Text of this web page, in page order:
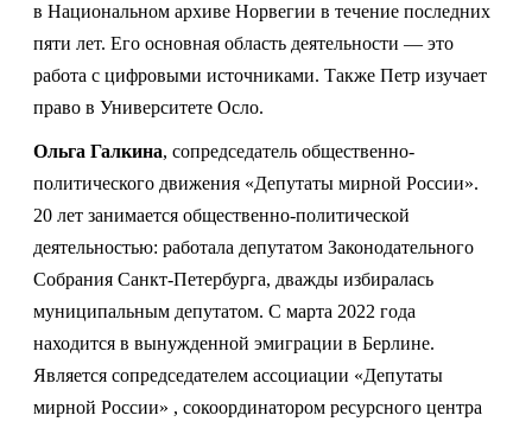
в Национальном архиве Норвегии в течение последних
пяти лет. Его основная область деятельности — это
работа с цифровыми источниками. Также Петр изучает
право в Университете Осло.
Ольга Галкина, сопредседатель общественно-
политического движения «Депутаты мирной России».
20 лет занимается общественно-политической
деятельностью: работала депутатом Законодательного
Собрания Санкт-Петербурга, дважды избиралась
муниципальным депутатом. С марта 2022 года
находится в вынужденной эмиграции в Берлине.
Является сопредседателем ассоциации «Депутаты
мирной России» , сокоординатором ресурсного центра